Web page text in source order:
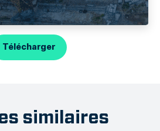
Télécharger
similaires